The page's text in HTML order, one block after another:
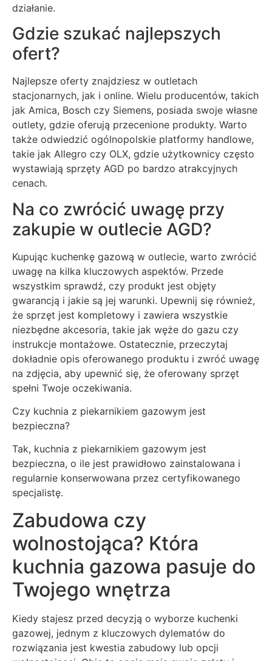
działanie.
Gdzie szukać najlepszych
ofert?
Najlepsze oferty znajdziesz w outletach
stacjonarnych, jak i online. Wielu producentów, takich
jak Amica, Bosch czy Siemens, posiada swoje własne
outlety, gdzie oferują przecenione produkty. Warto
także odwiedzić ogólnopolskie platformy handlowe,
takie jak Allegro czy OLX, gdzie użytkownicy często
wystawiają sprzęty AGD po bardzo atrakcyjnych
cenach.
Na co zwrócić uwagę przy
zakupie w outlecie AGD?
Kupując kuchenkę gazową w outlecie, warto zwrócić
uwagę na kilka kluczowych aspektów. Przede
wszystkim sprawdź, czy produkt jest objęty
gwarancją i jakie są jej warunki. Upewnij się również,
że sprzęt jest kompletowy i zawiera wszystkie
niezbędne akcesoria, takie jak węże do gazu czy
instrukcje montażowe. Ostatecznie, przeczytaj
dokładnie opis oferowanego produktu i zwróć uwagę
na zdjęcia, aby upewnić się, że oferowany sprzęt
spełni Twoje oczekiwania.
Czy kuchnia z piekarnikiem gazowym jest
bezpieczna?
Tak, kuchnia z piekarnikiem gazowym jest
bezpieczna, o ile jest prawidłowo zainstalowana i
regularnie konserwowana przez certyfikowanego
specjalistę.
Zabudowa czy
wolnostojąca? Która
kuchnia gazowa pasuje do
Twojego wnętrza
Kiedy stajesz przed decyzją o wyborze kuchenki
gazowej, jednym z kluczowych dylematów do
rozwiązania jest kwestia zabudowy lub opcji